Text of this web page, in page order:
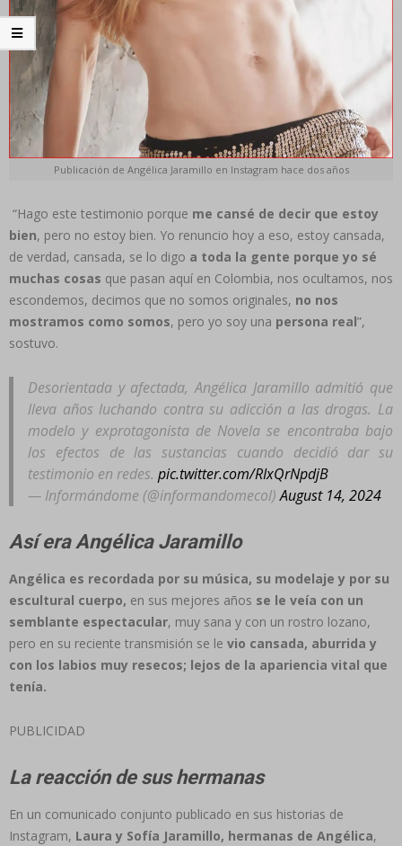
Publicación de Angélica Jaramillo en Instagram hace dos años
“Hago este testimonio porque me cansé de decir que estoy
bien, pero no estoy bien. Yo renuncio hoy a eso, estoy cansada,
de verdad, cansada, se lo digo a toda la gente porque yo sé
muchas cosas que pasan aquí en Colombia, nos ocultamos, nos
escondemos, decimos que no somos originales, no nos
mostramos como somos, pero yo soy una persona real”,
sostuvo.
Desorientada y afectada, Angélica Jaramillo admitió que
lleva años luchando contra su adicción a las drogas. La
modelo y exprotagonista de Novela se encontraba bajo
los efectos de las sustancias cuando decidió dar su
testimonio en redes. pic.twitter.com/RIxQrNpdjB
— Informándome (@informandomecol)August 14, 2024
Así era Angélica Jaramillo
Angélica es recordada por su música, su modelaje y por su
escultural cuerpo, en sus mejores años se le veía con un
semblante espectacular, muy sana y con un rostro lozano,
pero en su reciente transmisión se le vio cansada, aburrida y
con los labios muy resecos; lejos de la apariencia vital que
tenía.
PUBLICIDAD
La reacción de sus hermanas
En un comunicado conjunto publicado en sus historias de
Instagram, Laura y Sofía Jaramillo, hermanas de Angélica,